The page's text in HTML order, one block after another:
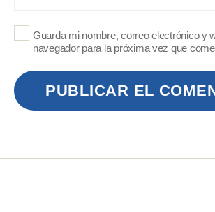
Guarda mi nombre, correo electrónico y
navegador para la próxima vez que